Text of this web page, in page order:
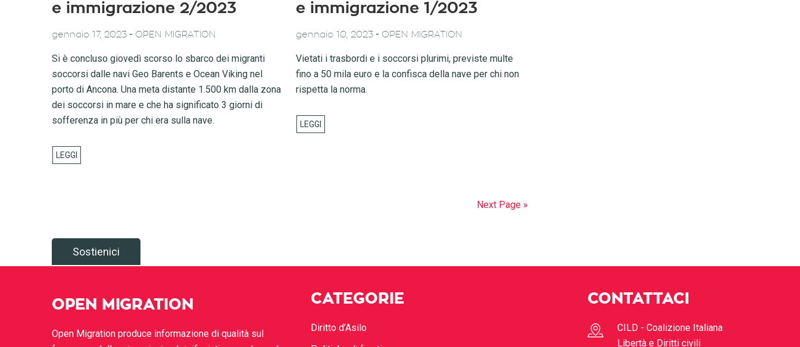
e immigrazione 2/2023
gennaio 17, 2023 - OPEN MIGRATION
Si è concluso giovedì scorso lo sbarco dei migranti
soccorsi dalle navi Geo Barents e Ocean Viking nel
porto di Ancona. Una meta distante 1.500 km dalla zona
dei soccorsi in mare e che ha significato 3 giorni di
sofferenza in più per chi era sulla nave.
e immigrazione 1/2023
gennaio 10, 2023 - OPEN MIGRATION
Vietati i trasbordi e i soccorsi plurimi, previste multe
fino a 50 mila euro e la confisca della nave per chi non
rispetta la norma.
Next Page »
Sostienici
OPEN MIGRATION
Open Migration produce informazione di qualità sul
CATEGORIE
Diritto d’Asilo
CONTATTACI
CILD - Coalizione Italiana
Libertà e Diritti civili